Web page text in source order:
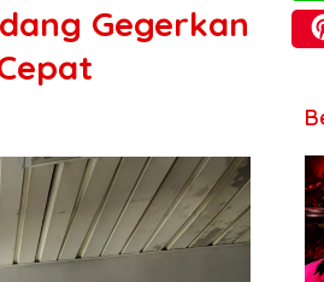
Gegerkan